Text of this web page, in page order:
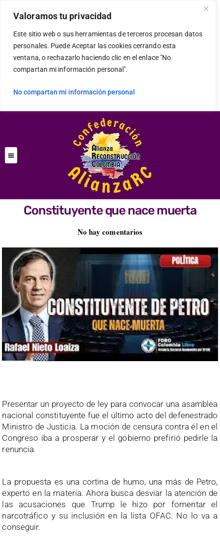
Valoramos tu privacidad
Este sitio web o sus herramientas de terceros procesan datos
personales. Puede Aceptar las cookies cerrando esta
ventana, o rechazarlo haciendo clic en el enlace "No
compartan mi información personal".
No compartan mi información personal
Constituyente que nace muerta
No hay comentarios
Presentar un proyecto de ley para convocar una asamblea
nacional constituyente fue el último acto del defenestrado
Ministro de Justicia. La moción de censura contra él en el
Congreso iba a prosperar y el gobierno prefirió pedirle la
renuncia.
La propuesta es una cortina de humo, una más de Petro,
experto en la materia. Ahora busca desviar la atención de
las acusaciones que Trump le hizo por fomentar el
narcotráfico y su inclusión en la lista OFAC. No lo va a
conseguir.